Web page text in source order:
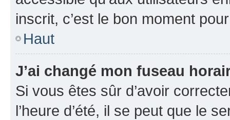
inscrit, c’est le bon moment
Haut
J’ai changé mon fuseau
Si vous êtes sûr d’avoir
l’heure d’été, il se peut que le